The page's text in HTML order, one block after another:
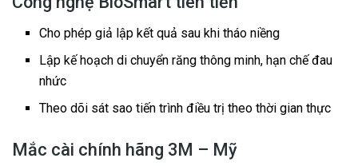
Cho phép giả lập kết quả sau khi tháo niềng
Lập kế hoạch di chuyển răng thông minh, hạn chế đau
nhức
Theo dõi sát sao tiến trình điều trị theo thời gian thực
Mắc cài chính hãng 3M – Mỹ